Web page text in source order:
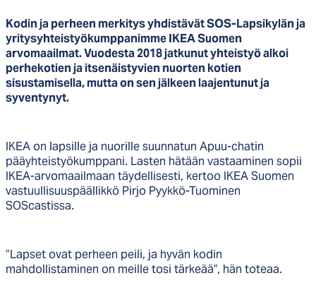
Kodin ja perheen merkitys yhdistävät SOS-Lapsikylän ja
yritysyhteistyökumppanimme IKEA Suomen
arvomaailmat. Vuodesta 2018 jatkunut yhteistyö alkoi
perhekotien ja itsenäistyvien nuorten kotien
sisustamisella, mutta on sen jälkeen laajentunut ja
syventynyt.
IKEA on lapsille ja nuorille suunnatun Apuu-chatin
pääyhteistyökumppani. Lasten hätään vastaaminen sopii
IKEA-arvomaailmaan täydellisesti, kertoo IKEA Suomen
vastuullisuuspäällikkö Pirjo Pyykkö-Tuominen
SOScastissa.
”Lapset ovat perheen peili, ja hyvän kodin
mahdollistaminen on meille tosi tärkeää”, hän toteaa.